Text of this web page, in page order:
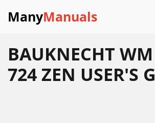
ManyManuals
BAUKNECHT
724 ZEN USER'S